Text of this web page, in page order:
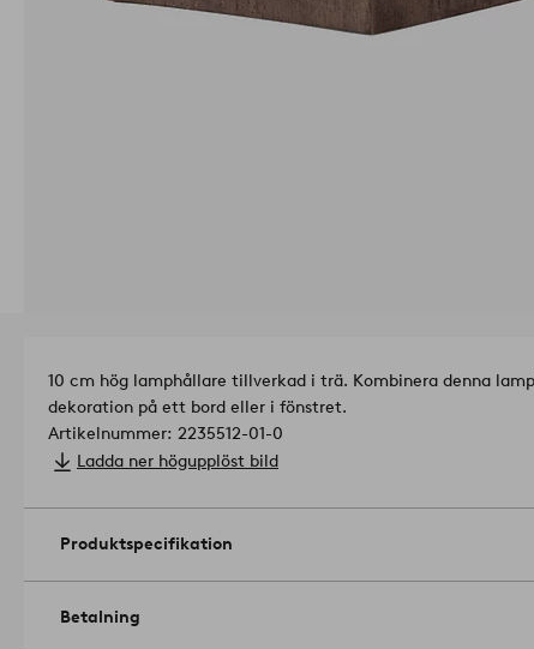
10 cm hög lamphållare tillverkad i trä. Kombinera denna
dekoration på ett bord eller i fönstret.
Artikelnummer: 2235512-01-0
Ladda ner högupplöst bild
Produktspecifikation
Betalning